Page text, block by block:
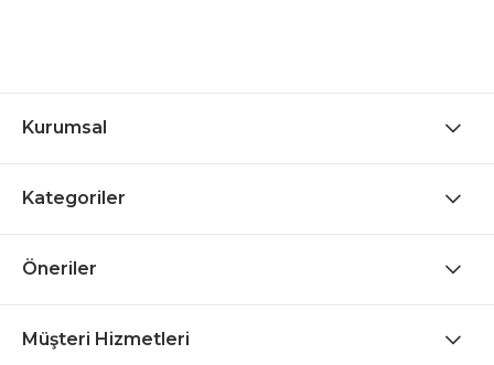
Kurumsal
Kategoriler
Öneriler
Müşteri Hizmetleri